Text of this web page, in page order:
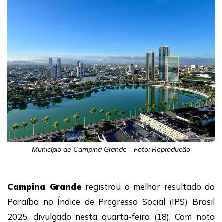
Município de Campina Grande - Foto: Reprodução
Campina Grande registrou o melhor resultado da
Paraíba no Índice de Progresso Social (IPS) Brasil
2025, divulgado nesta quarta-feira (18). Com nota